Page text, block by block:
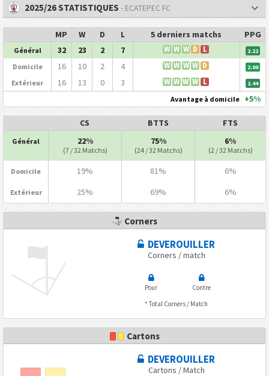
2025/26 STATISTIQUES - ECATEPEC FC
MP W D L 5 derniers matchs PPG
Général 32 23 2 7 W W W D L 2.22
Domicile 16 10 2 4 W W W W D 2.00
Extérieur 16 13 0 3 W W W W L 2.44
Avantage à domicile +5%
CS BTTS FTS
Général 22%
(7 / 32 Matchs)
75%
(24 / 32 Matchs)
6%
(2 / 32 Matchs)
Domicile 19% 81% 6%
Extérieur 25% 69% 6%
Corners
DEVEROUILLER
Corners / match
Pour
Contre
* Total Corners / Match
Cartons
DEVEROUILLER
Cartons / Match